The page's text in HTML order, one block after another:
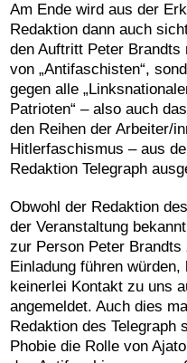
Am Ende wird aus der
Redaktion dann auch
den Auftritt Peter
von „Antifaschisten“,
gegen alle
Patrioten“ – also auch
den Reihen der Arbeiter/
Hitlerfaschismus – aus
Redaktion Telegraph
Obwohl der Redaktion
der Veranstaltung
zur Person Peter
Einladung führen
keinerlei Kontakt zu uns
angemeldet. Auch dies
Redaktion des Telegraph
Phobie die Rolle von